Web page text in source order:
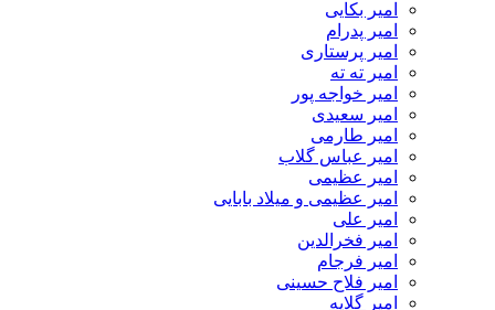
امیر بکایی
امیر پدرام
امیر پرستاری
امیر ته ته
امیر خواجه پور
امیر سعیدی
امیر طارمی
امیر عباس گلاب
امیر عظیمی
امیر عظیمی و میلاد بابایی
امیر علی
امیر فخرالدین
امیر فرجام
امیر فلاح حسینی
امیر گلایه